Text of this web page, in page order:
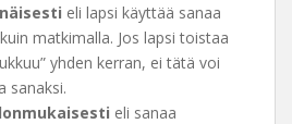
eli lapsi käyttää sanaa
matkimalla. Jos lapsi toistaa
yhden kerran, ei tätä voi
sanaksi.
eli sanaa